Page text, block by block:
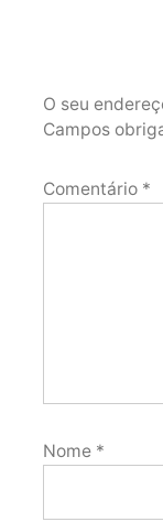
O seu
Campos
Comentário *
Nome *